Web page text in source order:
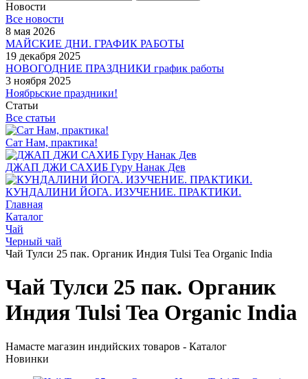
Новости
Все новости
8 мая 2026
МАЙСКИЕ ДНИ. ГРАФИК РАБОТЫ
19 декабря 2025
НОВОГОДНИЕ ПРАЗДНИКИ график работы
3 ноября 2025
Ноябрьские праздники!
Статьи
Все статьи
Сат Нам, практика!
ДЖАП ДЖИ САХИБ Гуру Нанак Дев
КУНДАЛИНИ ЙОГА. ИЗУЧЕНИЕ. ПРАКТИКИ.
Главная
Каталог
Чай
Черный чай
Чай Тулси 25 пак. Органик Индия Tulsi Tea Organic India
Чай Тулси 25 пак. Органик
Индия Tulsi Tea Organic India
Намасте магазин индийских товаров - Каталог
Новинки